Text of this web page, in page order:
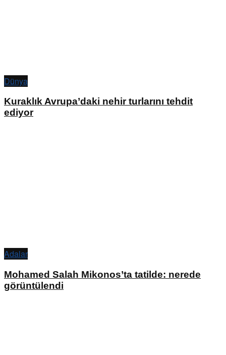
Dünya
Kuraklık Avrupa’daki nehir turlarını tehdit
ediyor
Adalar
Mohamed Salah Mikonos’ta tatilde: nerede
görüntülendi